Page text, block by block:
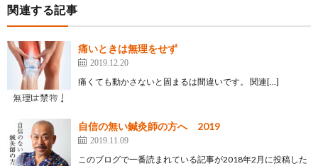
関連する記事
痛いときは無理をせず
2019.12.20
痛くても動かさないと固まるは間違いです。 関連[…]
自信の無い鍼灸師の方へ 2019
2019.11.09
このブログで一番読まれている記事が2018年2月に投稿した